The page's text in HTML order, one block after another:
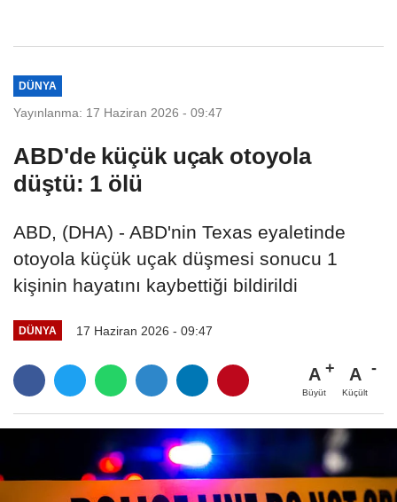
DÜNYA
Yayınlanma: 17 Haziran 2026 - 09:47
ABD'de küçük uçak otoyola
düştü: 1 ölü
ABD, (DHA) - ABD'nin Texas eyaletinde
otoyola küçük uçak düşmesi sonucu 1
kişinin hayatını kaybettiği bildirildi
DÜNYA 17 Haziran 2026 - 09:47
A
Büyüt
A
Küçült